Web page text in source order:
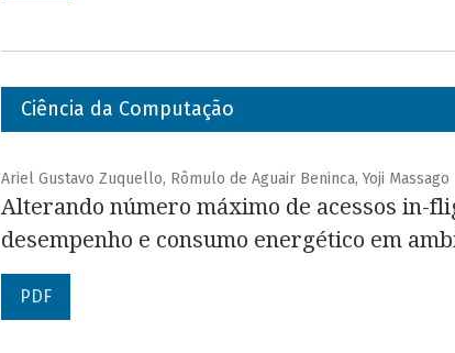
Ciência da Computação
Ariel Gustavo Zuquello, Rômulo de Aguair Beninca, Yoji Massago
Alterando número máximo de acessos in-
desempenho e consumo energético em
PDF